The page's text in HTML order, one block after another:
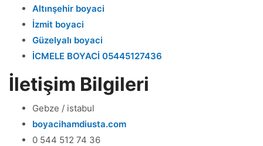
Altınşehir boyaci
İzmit boyaci
Güzelyalı boyaci
İCMELE BOYACİ 05445127436
İletişim Bilgileri
Gebze / istabul
boyacihamdiusta.com
0 544 512 74 36